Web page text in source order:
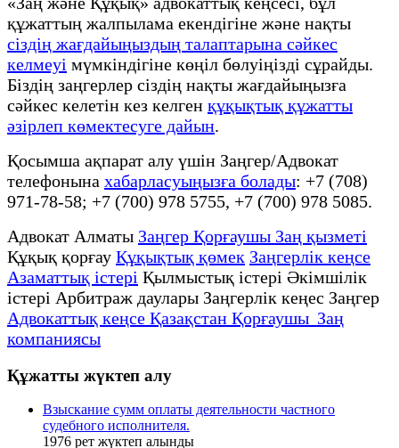
құжаттың жалпылама екендігіне және нақты
сіздің жағдайыңыздың талаптарына сәйкес
келмеуі мүмкіндігіне көңіл бөлуіңізді сұрайды.
Біздің заңгерлер сіздің нақты жағдайыңызға
сәйкес келетін кез келген құқықтық құжатты
әзірлеп көмектесуге дайын.
Қосымша ақпарат алу үшін Заңгер/Адвокат
телефонына хабарласуыңызға болады: +7 (708)
971-78-58; +7 (700) 978 5755, +7 (700) 978 5085.
Адвокат Алматы Заңгер Қорғаушы Заң қызметі
Құқық қорғау Құқықтық қөмек Заңгерлік кеңсе
Азаматтық істері Қылмыстық істері Әкімшілік
істері Арбитраж даулары Заңгерлік кеңес Заңгер
Адвокаттық кеңсе Қазақстан Қорғаушы Заң
компаниясы
Құжатты жүктеп алу
Взыскание сумм оплаты деятельности частного
судебного исполнителя.
1976 рет жүктеп алынды